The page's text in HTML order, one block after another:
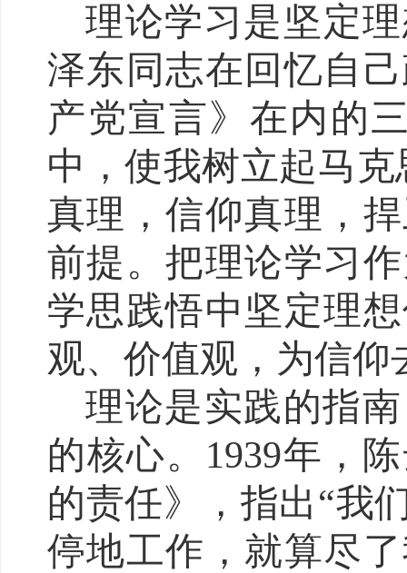
理论学习是坚定
泽东同志在回忆自
产党宣言》在内的
中，使我树立起马
真理，信仰真理，
前提。把理论学习
学思践悟中坚定理
观、价值观，为信
理论是实践的指
的核心。1939年，
的责任》，指出“我
停地工作，就算尽